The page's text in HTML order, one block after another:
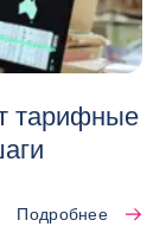
тарифные
Подробнее